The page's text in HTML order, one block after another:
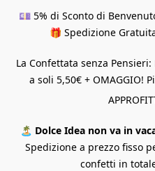
💷 5% di Sconto di
🎁 Spedizione
La Confettata senza
a soli 5,50€ + OMAGGIO!
🏝️ Dolce Idea non va in
Spedizione a prezzo fisso
confetti in